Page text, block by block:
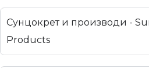
Сунцокрет и производи -
Products